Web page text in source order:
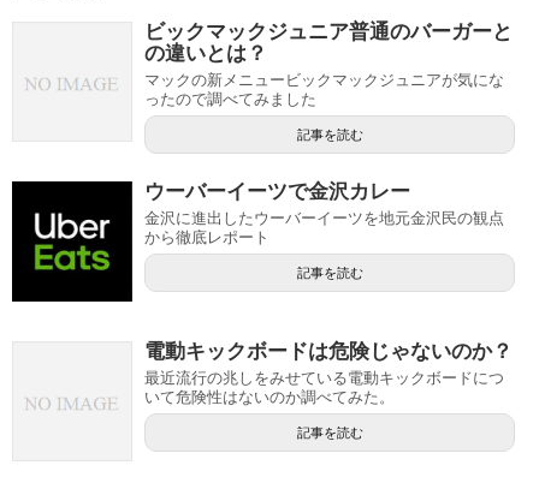
ビックマックジュニア普通のバーガーと
の違いとは？
マックの新メニュービックマックジュニアが気にな
ったので調べてみました
記事を読む
ウーバーイーツで金沢カレー
金沢に進出したウーバーイーツを地元金沢民の観点
から徹底レポート
記事を読む
電動キックボードは危険じゃないのか？
最近流行の兆しをみせている電動キックボードにつ
いて危険性はないのか調べてみた。
記事を読む